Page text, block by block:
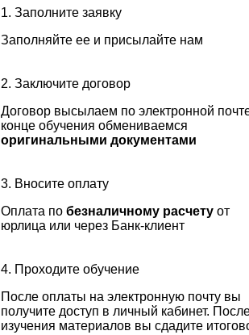
1. Заполните заявку
Заполняйте ее и присылайте нам
2. Заключите договор
Договор высылаем по электронной
конце обучения обмениваемся
оригинальными документами
3. Вносите оплату
Оплата по безналичному расчетуот
юрлица или через Банк-клиент
4. Проходите обучение
После оплаты на электронную почту вы
получите доступ в личный кабинет.
изучения материалов вы сдадите